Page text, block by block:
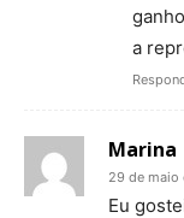
a
Marina
29 de maio
Eu